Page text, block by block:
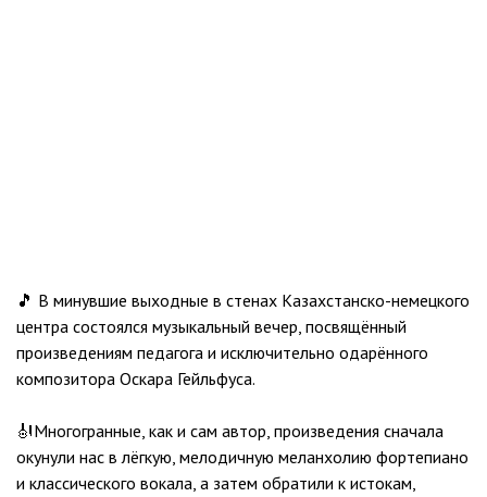
🎵 В минувшие выходные в стенах Казахстанско-немецкого
центра состоялся музыкальный вечер, посвящённый
произведениям педагога и исключительно одарённого
композитора Оскара Гейльфуса.
🎻Многогранные, как и сам автор, произведения сначала
окунули нас в лёгкую, мелодичную меланхолию фортепиано
и классического вокала, а затем обратили к истокам,